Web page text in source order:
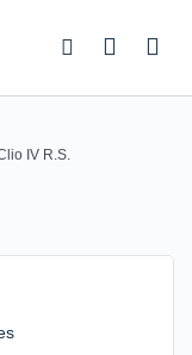
IV R.S.